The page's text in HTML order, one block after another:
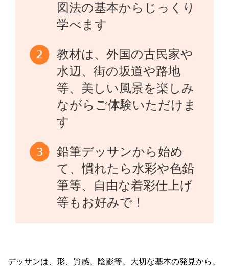
図法の基本からじっくり
学べます
教材は、外国の古民家や
水辺、街の坂道や路地
等、美しい風景を楽しみ
ながらご体験いただけま
す
鉛筆デッサンから始め
て、慣れたら水彩や色鉛
筆等、自由な着彩仕上げ
等もお好みで！
デッサンは、形、質感、陰影等、大切な基本の発見から、